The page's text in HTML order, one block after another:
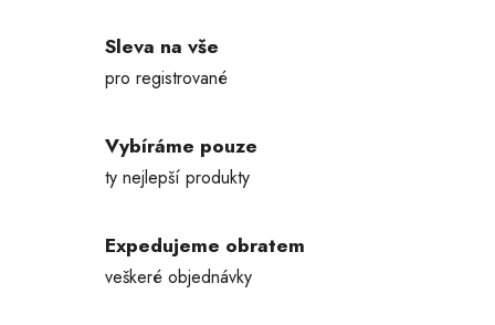
Sleva na vše
pro registrované
Vybíráme pouze
ty nejlepší produkty
Expedujeme obratem
veškeré objednávky